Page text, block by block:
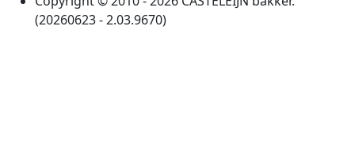
(20260623 - 2.03.9670)